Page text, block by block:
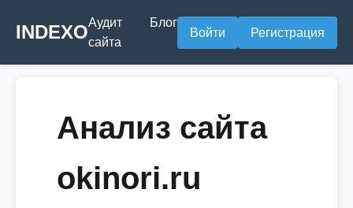
INDEXOАудит
сайта
Блог
Войти Регистрация
Анализ сайта
okinori.ru